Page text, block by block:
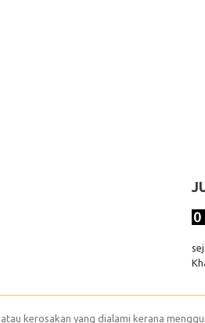
kerosakan yang dialami kerana